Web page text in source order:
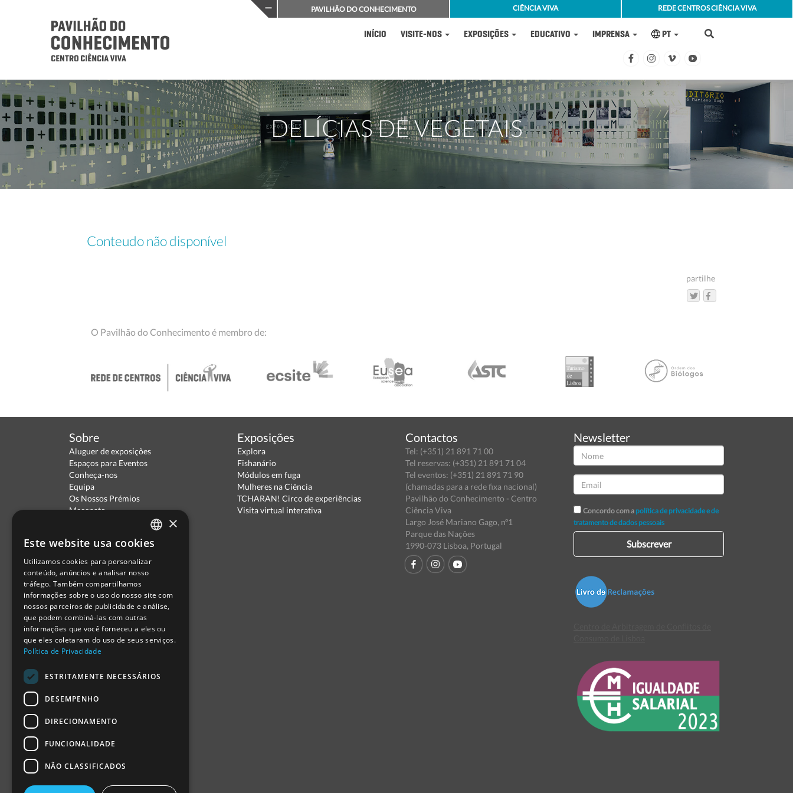
PAVILHÃO DO CONHECIMENTO CIÊNCIA VIVA REDE CENTROS CIÊNCIA VIVA
INÍCIO VISITE-NOS EXPOSIÇÕES EDUCATIVO IMPRENSA PT
DELÍCIAS DE VEGETAIS
Conteudo não disponível
partilhe
O Pavilhão do Conhecimento é membro de:
Sobre
Aluguer de exposições
Espaços para Eventos
Conheça-nos
Equipa
Os Nossos Prémios
Mecenato
Termos de Utilização
Escola Ciência Viva
Contactar
Relatório Anual RCN 2024
Relatório Intercalar RCN 2025
Exposições
Explora
Fishanário
Módulos em fuga
Mulheres na Ciência
TCHARAN! Circo de experiências
Visita virtual interativa
Contactos
Tel: (+351) 21 891 71 00
Tel reservas: (+351) 21 891 71 04
Tel eventos: (+351) 21 891 71 90
(chamadas para a rede fixa nacional)
Pavilhão do Conhecimento - Centro
Ciência Viva
Largo José Mariano Gago, nº1
Parque das Nações
1990-073 Lisboa, Portugal
Newsletter
Concordo com a política de privacidade e de
tratamento de dados pessoais
Subscrever
PORTUGUESE
ENGLISH
SPANISH
×
Este website usa cookies
Utilizamos cookies para personalizar
conteúdo, anúncios e analisar nosso
tráfego. Também compartilhamos
informações sobre o uso do nosso site com
nossos parceiros de publicidade e análise,
que podem combiná-las com outras
informações que você forneceu a eles ou
que eles coletaram do uso de seus serviços.
Política de Privacidade
ESTRITAMENTE NECESSÁRIOS
DESEMPENHO
DIRECIONAMENTO
FUNCIONALIDADE
NÃO CLASSIFICADOS